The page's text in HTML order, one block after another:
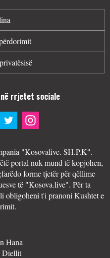
në rrjetet sociale
"Kosovalive. SH.P.K".
portal nuk mund të kopjohen,
forme tjetër për qëllime
të "Kosova.live". Për ta
obligoheni t'i pranoni Kushtet e
Hana
Diellit